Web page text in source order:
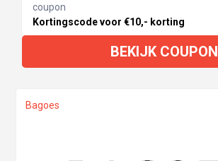
coupon
Kortingscode voor €10,- korting
BEKIJK COUPON
Bagoes